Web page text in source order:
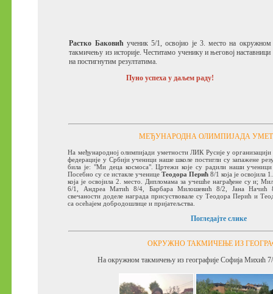
Растко Баковићученик 5/1, освојио је 3. место на окружном
такмичењу из историје. Честитамо ученику и његовој наставници
на постигнутим резултатима.
Пуно успеха у даљем раду!
МЕЂУНАРОДНА ОЛИМПИЈАДА
На међународној олимпијади уметности ЛИК Русије у
федерације у Србији ученици наше школе постигли су запажене
била је: "Ми деца космоса". Цртежи које су радили наши
Посебно су се истакле ученицеТеодора Перић 8/1 која је освојила
која је освојила 2. место. Дипломама за учешће награђене су и;
6/1, Андреа Матић 8/4, Барбара Милошевић 8/2, Јана Начић
свечаности доделе награда присуствовале су Теодора Перић и
са осећајем добродошлице и пријатељства.
Погледајте слике
ОКРУЖНО ТАКМИЧЕЊЕ ИЗ
На окружном такмичењу из географије Софија Михић 7/